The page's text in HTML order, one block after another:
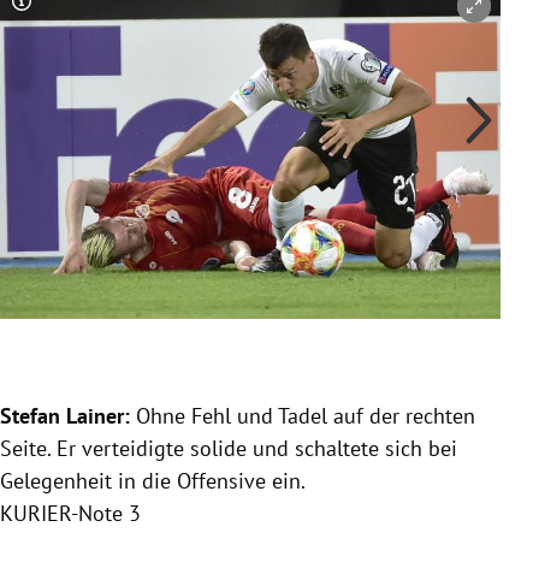
Copyright-Hinweis öffnen/schließen
Stefan Lainer: Ohne Fehl und Tadel auf der rechten
Seite. Er verteidigte solide und schaltete sich bei
Gelegenheit in die Offensive ein.
KURIER-Note 3